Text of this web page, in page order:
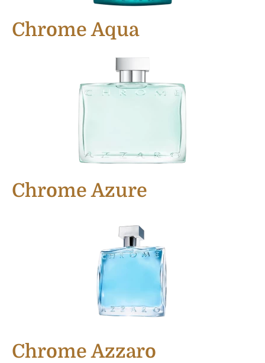
Chrome Aqua
Chrome Azure
Chrome Azzaro